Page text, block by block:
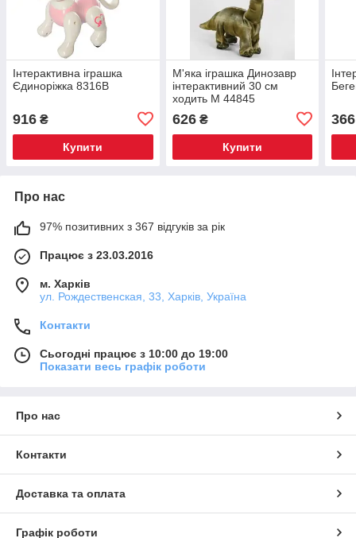
Інтерактивна іграшка
Єдиноріжка 8316B
916 ₴
Купити
М'яка іграшка Динозавр
інтерактивний 30 см
ходить М 44845
626₴
Купити
366
Про нас
97% позитивних з 367 відгуків за рік
Працює з 23.03.2016
м. Харків
ул. Рождественская, 33, Харків, Україна
Контакти
Сьогодні працює з 10:00 до 19:00
Показати весь графік роботи
Про нас
Контакти
Доставка та оплата
Графік роботи